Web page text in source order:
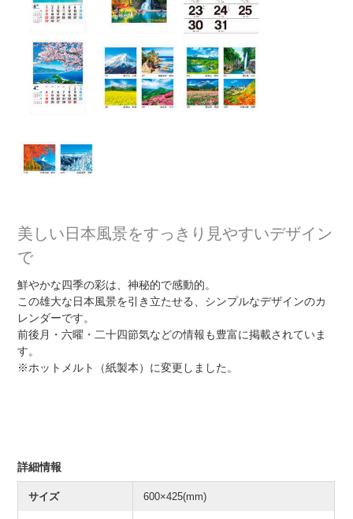
美しい日本風景をすっきり見やすいデザイン
で
鮮やかな四季の彩は、神秘的で感動的。
この雄大な日本風景を引き立たせる、シンプルなデザインのカ
レンダーです。
前後月・六曜・二十四節気などの情報も豊富に掲載されていま
す。
※ホットメルト（紙製本）に変更しました。
詳細情報
サイズ 600×425(mm)